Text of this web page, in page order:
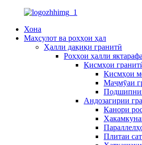
Хона
Маҳсулот ва роҳҳои ҳал
Ҳалли дақиқи гранитӣ
Роҳҳои ҳалли
Қисмҳои
Қисмҳои
Маҷмӯаи
Андозагирии
Канори
Плитаи